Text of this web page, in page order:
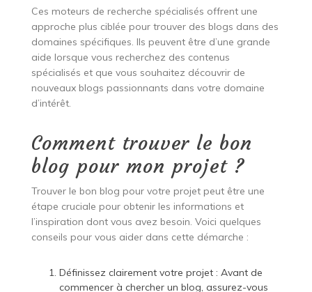
Ces moteurs de recherche spécialisés offrent une
approche plus ciblée pour trouver des blogs dans des
domaines spécifiques. Ils peuvent être d’une grande
aide lorsque vous recherchez des contenus
spécialisés et que vous souhaitez découvrir de
nouveaux blogs passionnants dans votre domaine
d’intérêt.
Comment trouver le bon
blog pour mon projet ?
Trouver le bon blog pour votre projet peut être une
étape cruciale pour obtenir les informations et
l’inspiration dont vous avez besoin. Voici quelques
conseils pour vous aider dans cette démarche :
Définissez clairement votre projet : Avant de
commencer à chercher un blog, assurez-vous